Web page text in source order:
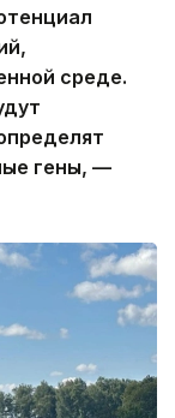
среде.
гены, —